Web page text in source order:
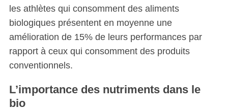
les athlètes qui consomment des aliments
biologiques présentent en moyenne une
amélioration de 15% de leurs performances par
rapport à ceux qui consomment des produits
conventionnels.
L’importance des nutriments dans le
bio